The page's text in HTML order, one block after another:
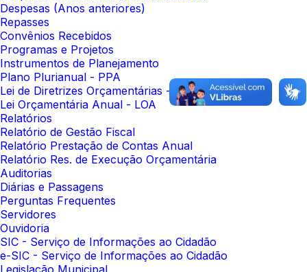
Despesas (Anos anteriores)
Repasses
Convênios Recebidos
Programas e Projetos
Instrumentos de Planejamento
Plano Plurianual - PPA
Lei de Diretrizes Orçamentárias - LDO
Lei Orçamentária Anual - LOA
Relatórios
Relatório de Gestão Fiscal
Relatório Prestação de Contas Anual
Relatório Res. de Execução Orçamentária
Auditorias
Diárias e Passagens
Perguntas Frequentes
Servidores
Ouvidoria
SIC - Serviço de Informações ao Cidadão
e-SIC - Serviço de Informações ao Cidadão
Legislação Municipal